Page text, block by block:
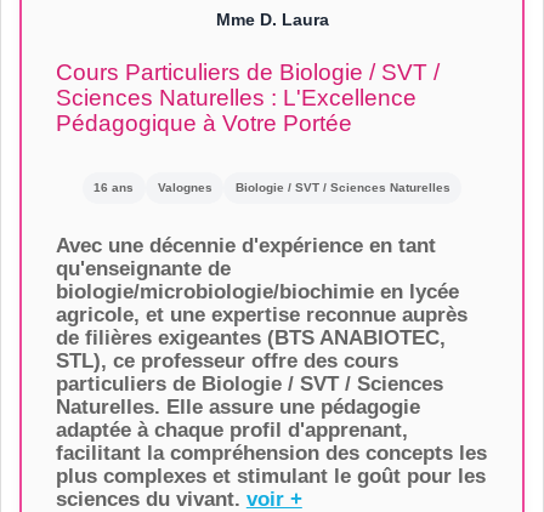
Mme D. Laura
Cours Particuliers de Biologie / SVT /
Sciences Naturelles : L'Excellence
Pédagogique à Votre Portée
16 ans Valognes Biologie / SVT / Sciences Naturelles
Avec une décennie d'expérience en tant
qu'enseignante de
biologie/microbiologie/biochimie en lycée
agricole, et une expertise reconnue auprès
de filières exigeantes (BTS ANABIOTEC,
STL), ce professeur offre des cours
particuliers de Biologie / SVT / Sciences
Naturelles. Elle assure une pédagogie
adaptée à chaque profil d'apprenant,
facilitant la compréhension des concepts les
plus complexes et stimulant le goût pour les
sciences du vivant. voir +